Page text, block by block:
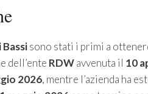
Bassisono stati i primi a
dell’ente RDWavvenuta il 10
2026, mentre l’azienda ha